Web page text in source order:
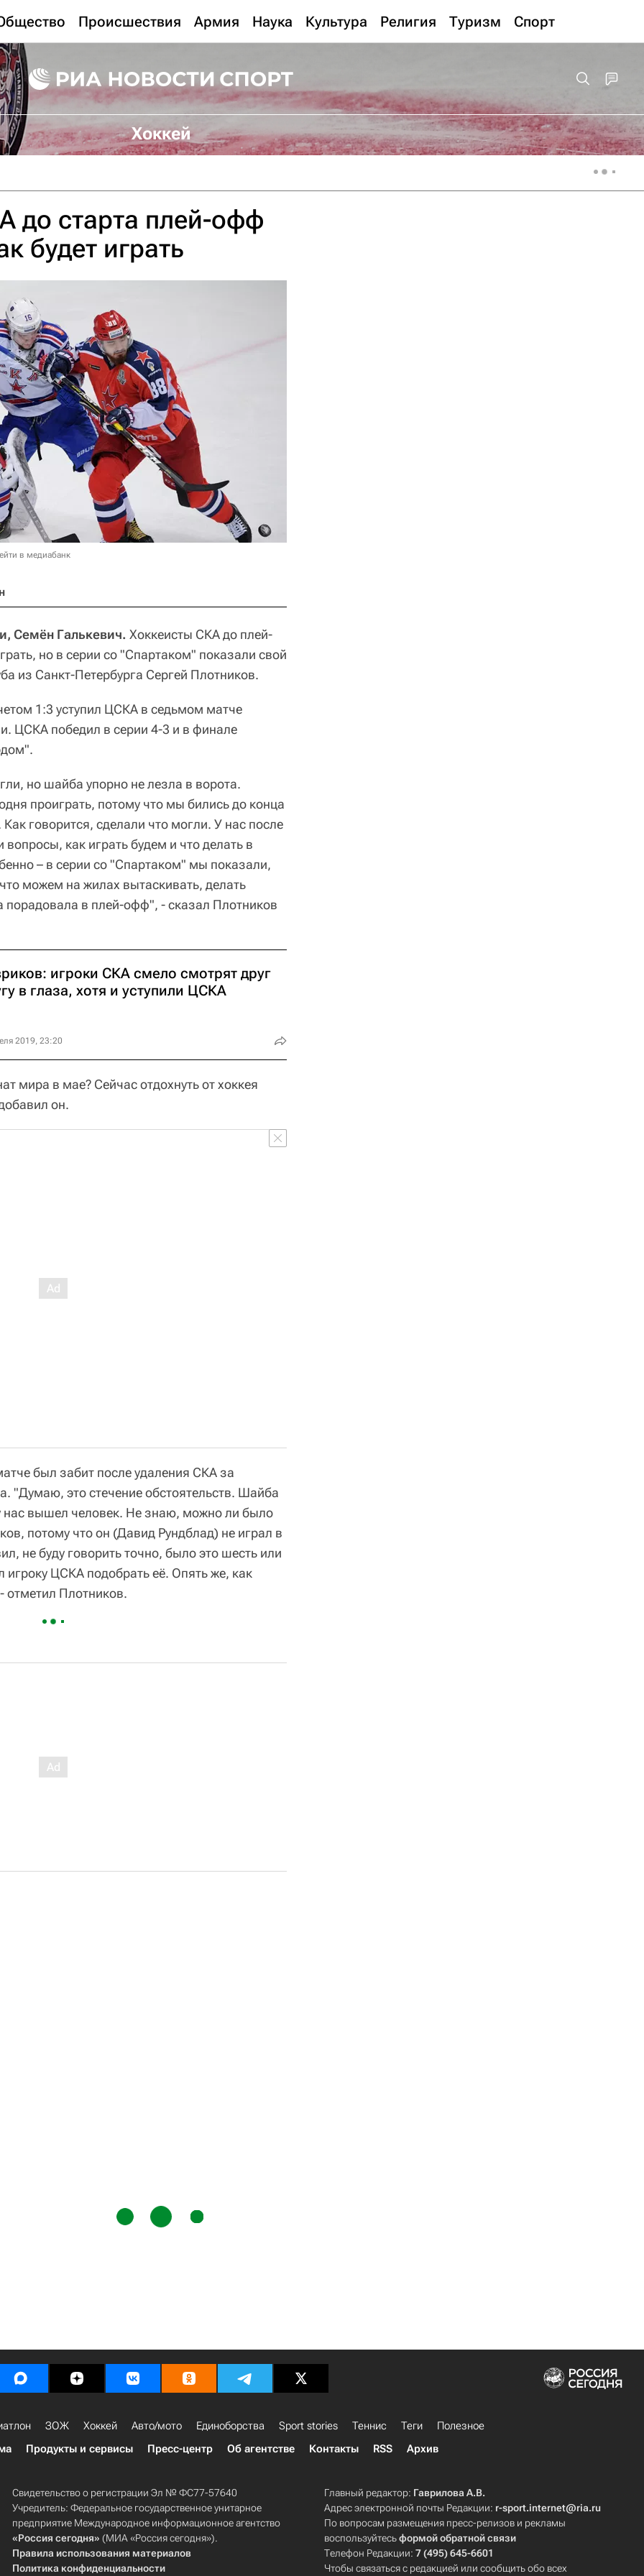
Происшествия Армия Наука Культура Религия Туризм Спорт
Хоккей
до старта плей-офф
будет играть
в медиабанк
Семён Галькевич. Хоккеисты СКА до плей-
но в серии со "Спартаком" показали свой
из Санкт-Петербурга Сергей Плотников.
1:3 уступил ЦСКА в седьмом матче
ЦСКА победил в серии 4-3 и в финале
но шайба упорно не лезла в ворота.
проиграть, потому что мы бились до конца
Как говорится, сделали что могли. У нас после
как играть будем и что делать в
– в серии со "Спартаком" мы показали,
можем на жилах вытаскивать, делать
порадовала в плей-офф", - сказал Плотников
игроки СКА смело смотрят друг
в глаза, хотя и уступили ЦСКА
2019, 23:20
мира в мае? Сейчас отдохнуть от хоккея
он.
был забит после удаления СКА за
"Думаю, это стечение обстоятельств. Шайба
вышел человек. Не знаю, можно ли было
потому что он (Давид Рундблад) не играл в
не буду говорить точно, было это шесть или
игроку ЦСКА подобрать её. Опять же, как
Плотников.
ЗОЖ Хоккей Авто/мото Единоборства Sport stories Теннис Теги
Полезное
Продукты и сервисы Пресс-центр Об агентстве Контакты RSS Архив
Свидетельство о регистрации Эл № ФС77-57640
Учредитель: Федеральное государственное унитарное
предприятие Международное информационное агентство
«Россия сегодня» (МИА «Россия сегодня»).
Правила использования материалов
Политика конфиденциальности
Главный редактор: Гаврилова А.В.
Адрес электронной почты Редакции: r-sport.internet@ria.ru
По вопросам размещения пресс-релизов и рекламы
воспользуйтесьформой обратной связи
Телефон Редакции:7 (495) 645-6601
Чтобы связаться с редакцией или сообщить обо всех